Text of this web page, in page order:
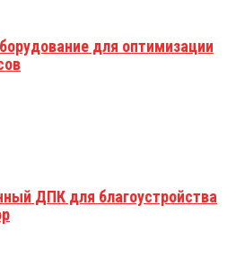
для оптимизации
ДПК для благоустройства